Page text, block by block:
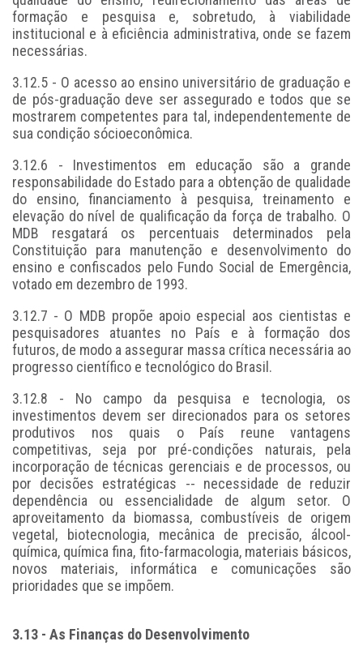
formação e pesquisa e, sobretudo, à viabilidade
institucional e à eficiência administrativa, onde se fazem
necessárias.
3.12.5 - O acesso ao ensino universitário de graduação e
de pós-graduação deve ser assegurado e todos que se
mostrarem competentes para tal, independentemente de
sua condição sócioeconômica.
3.12.6 - Investimentos em educação são a grande
responsabilidade do Estado para a obtenção de qualidade
do ensino, financiamento à pesquisa, treinamento e
elevação do nível de qualificação da força de trabalho. O
MDB resgatará os percentuais determinados pela
Constituição para manutenção e desenvolvimento do
ensino e confiscados pelo Fundo Social de Emergência,
votado em dezembro de 1993.
3.12.7 - O MDB propõe apoio especial aos cientistas e
pesquisadores atuantes no País e à formação dos
futuros, de modo a assegurar massa crítica necessária ao
progresso científico e tecnológico do Brasil.
3.12.8 - No campo da pesquisa e tecnologia, os
investimentos devem ser direcionados para os setores
produtivos nos quais o País reune vantagens
competitivas, seja por pré-condições naturais, pela
incorporação de técnicas gerenciais e de processos, ou
por decisões estratégicas -- necessidade de reduzir
dependência ou essencialidade de algum setor. O
aproveitamento da biomassa, combustíveis de origem
vegetal, biotecnologia, mecânica de precisão, álcool-
química, química fina, fito-farmacologia, materiais básicos,
novos materiais, informática e comunicações são
prioridades que se impõem.
3.13 - As Finanças do Desenvolvimento